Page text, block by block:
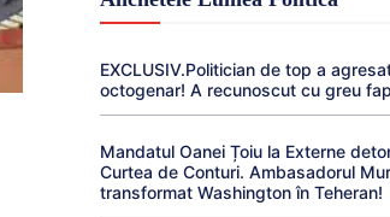
EXCLUSIV.Politician de top a
octogenar! A recunoscut cu greu
Mandatul Oanei Țoiu la Externe
Curtea de Conturi. Ambasadorul
transformat Washington în Teheran!